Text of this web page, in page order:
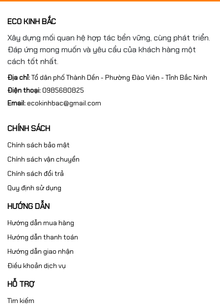
Thông số kỹ thuật cơ bản
Vật liệu: Gang xám HT200, HT250 hoặc HT300
Tiêu chuẩn rãnh T: DIN 650
Kích thước: Gia công theo yêu cầu
Chiều rộng rãnh T: Theo bản vẽ thiết kế
Tải trọng làm việc: Theo yêu cầu ứng dụng
ECO KINH BẮC
Xây dựng mối quan hệ hợp tác bền vững, cùng phát triển.
Đáp ứng mong muốn và yêu cầu của khách hàng một
cách tốt nhất.
Địa chỉ:Tổ dân phố Thành Dền - Phường Đào Viên - Tỉnh Bắc Ninh
Điện thoại:0985680825
Email:ecokinhbac@gmail.com
CHÍNH SÁCH
Chính sách bảo mật
Chính sách vận chuyển
Chính sách đổi trả
Quy định sử dụng
HƯỚNG DẪN
Hướng dẫn mua hàng
Hướng dẫn thanh toán
Hướng dẫn giao nhận
Điều khoản dịch vụ
HỖ TRỢ
Tìm kiếm